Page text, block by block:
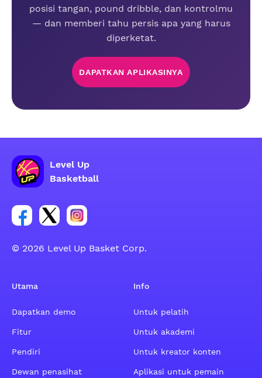
posisi tangan, pound dribble, dan kontrolmu
— dan memberi tahu persis apa yang harus
diperketat.
DAPATKAN APLIKASINYA
Level Up
Basketball
Tautan untuk grup sosial akun Facebook
Tautan untuk grup sosial akun Tweeter
Tautan untuk grup sosial akun Instagram
© 2026 Level Up Basket Corp.
Utama
Dapatkan demo
Fitur
Pendiri
Dewan penasihat
Info
Untuk pelatih
Untuk akademi
Untuk kreator konten
Aplikasi untuk pemain